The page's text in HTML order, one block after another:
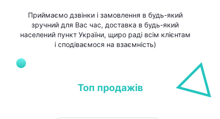
Приймаємо дзвінки і замовлення в будь-який
зручний для Вас час, доставка в будь-який
населений пункт України, щиро раді всім клієнтам
і сподіваємося на взаємність)
Топ продажів